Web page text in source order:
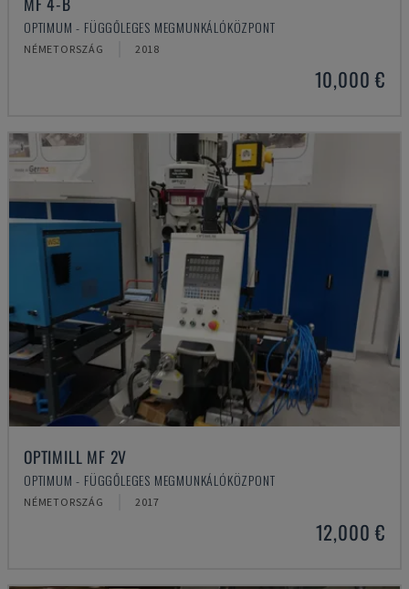
OPTIMUM - FÜGGŐLEGES MEGMUNKÁLÓKÖZPONT
NÉMETORSZÁG 2018
10,000 €
OPTIMILL MF 2V
OPTIMUM - FÜGGŐLEGES MEGMUNKÁLÓKÖZPONT
NÉMETORSZÁG 2017
12,000 €